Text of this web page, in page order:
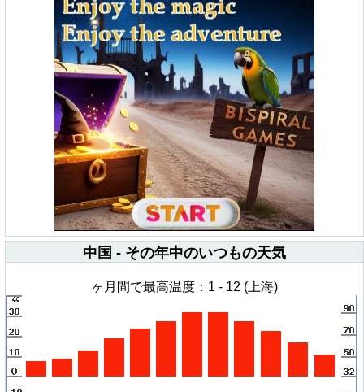
中国 - その年中のいつもの天気
ヶ月間で最高温度：1 - 12 (上海)